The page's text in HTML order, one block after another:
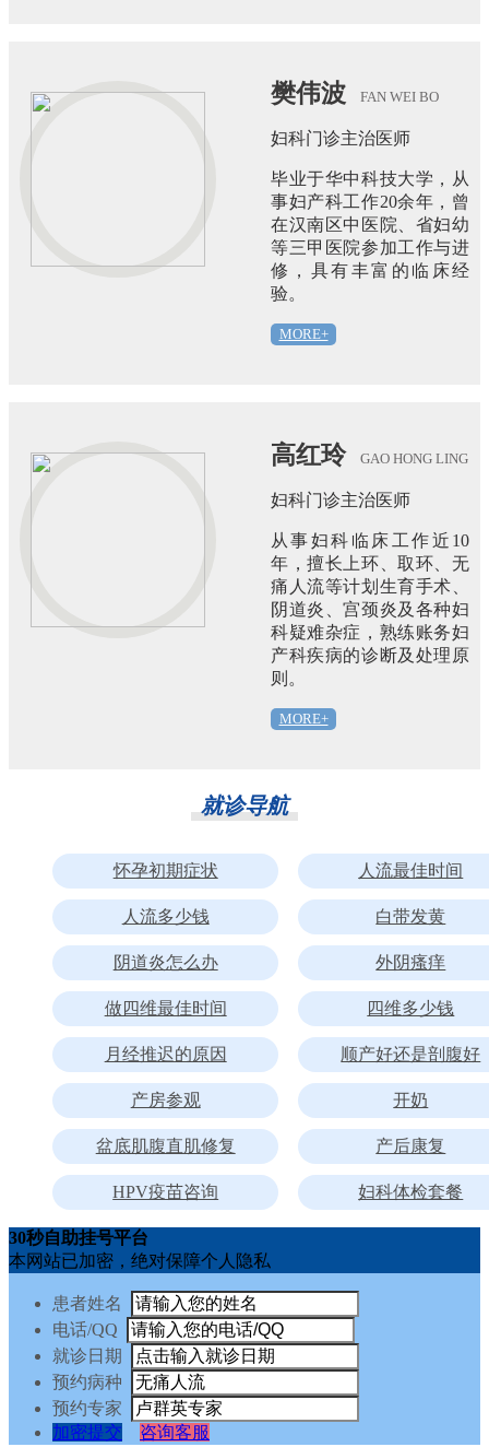
樊伟波 FAN WEI BO
妇科门诊主治医师
毕业于华中科技大学，从
事妇产科工作20余年，曾
在汉南区中医院、省妇幼
等三甲医院参加工作与进
修，具有丰富的临床经
验。
MORE+
高红玲 GAO HONG LING
妇科门诊主治医师
从事妇科临床工作近10
年，擅长上环、取环、无
痛人流等计划生育手术、
阴道炎、宫颈炎及各种妇
科疑难杂症，熟练账务妇
产科疾病的诊断及处理原
则。
MORE+
就诊导航
怀孕初期症状 人流最佳时间
人流多少钱 白带发黄
阴道炎怎么办 外阴瘙痒
做四维最佳时间 四维多少钱
月经推迟的原因 顺产好还是剖腹好
产房参观 开奶
盆底肌腹直肌修复 产后康复
HPV疫苗咨询 妇科体检套餐
30秒自助挂号平台
本网站已加密，绝对保障个人隐私
患者姓名
电话/QQ
就诊日期
预约病种
预约专家
加密提交
咨询客服